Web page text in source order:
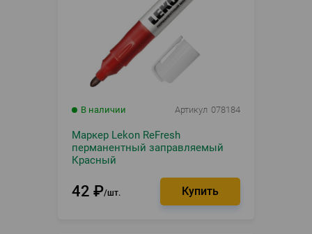
В наличии Артикул 078184
Маркер Lekon ReFresh
перманентный заправляемый
Красный
42 ₽ шт.